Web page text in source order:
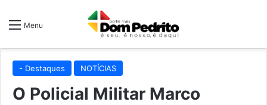
Menu
- Destaques NOTÍCIAS
O Policial Militar Marco